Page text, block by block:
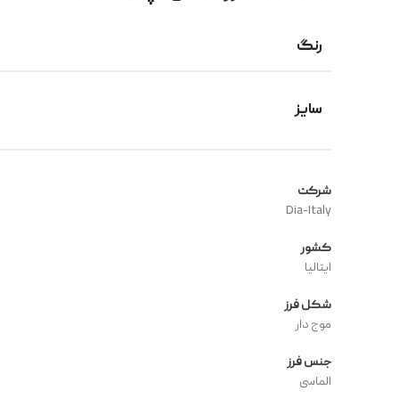
رنگ
سایز
شرکت
Dia-Italy
کشور
ایتالیا
شکل فرز
موج دار
جنس فرز
الماسی